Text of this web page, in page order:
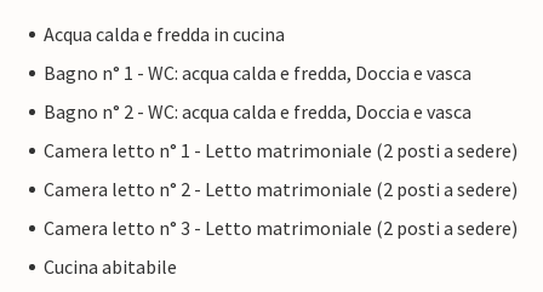
Acqua calda e fredda in cucina
Bagno n° 1 - WC: acqua calda e fredda, Doccia e vasca
Bagno n° 2 - WC: acqua calda e fredda, Doccia e vasca
Camera letto n° 1 - Letto matrimoniale (2 posti a sedere)
Camera letto n° 2 - Letto matrimoniale (2 posti a sedere)
Camera letto n° 3 - Letto matrimoniale (2 posti a sedere)
Cucina abitabile